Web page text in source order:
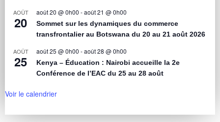
AOÛT
20
août 20 @ 0h00 -août 21 @ 0h00
Sommet sur les dynamiques du commerce
transfrontalier au Botswana du 20 au 21 août 2026
AOÛT
25
août 25 @ 0h00 -août 28 @ 0h00
Kenya – Éducation : Nairobi accueille la 2e
Conférence de l’EAC du 25 au 28 août
Voir le calendrier